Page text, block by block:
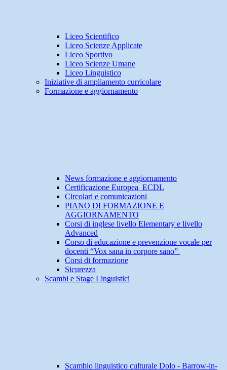
Liceo Scientifico
Liceo Scienze Applicate
Liceo Sportivo
Liceo Scienze Umane
Liceo Linguistico
Iniziative di ampliamento curricolare
Formazione e aggiornamento
News formazione e aggiornamento
Certificazione Europea ECDL
Circolari e comunicazioni
PIANO DI FORMAZIONE E
AGGIORNAMENTO
Corsi di inglese livello Elementary e livello
Advanced
Corso di educazione e prevenzione vocale per
docenti “Vox sana in corpore sano”
Corsi di formazione
Sicurezza
Scambi e Stage Linguistici
Scambio linguistico culturale Dolo - Barrow-in-